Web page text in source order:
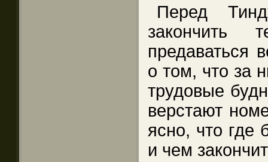
Перед
закончить
предаваться
о том, что за
трудовые
верстают
ясно, что где
и чем